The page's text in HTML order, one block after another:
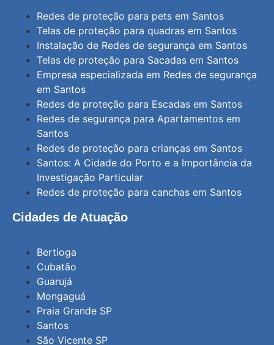
Redes de proteção para pets em Santos
Telas de proteção para quadras em Santos
Instalação de Redes de segurança em Santos
Telas de proteção para Sacadas em Santos
Empresa especializada em Redes de segurança
em Santos
Redes de proteção para Escadas em Santos
Redes de segurança para Apartamentos em
Santos
Redes de proteção para crianças em Santos
Santos: A Cidade do Porto e a Importância da
Investigação Particular
Redes de proteção para canchas em Santos
Cidades de Atuação
Bertioga
Cubatão
Guarujá
Mongaguá
Praia Grande SP
Santos
São Vicente SP